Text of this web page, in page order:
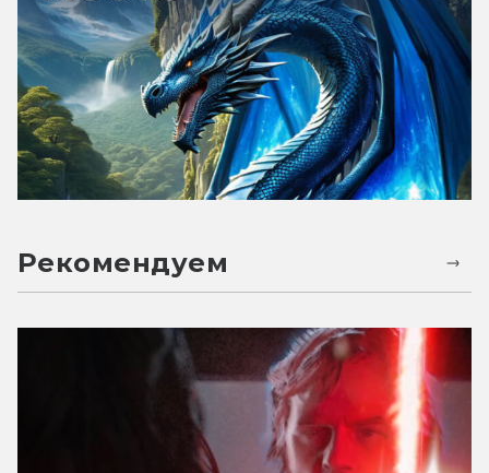
Рекомендуем